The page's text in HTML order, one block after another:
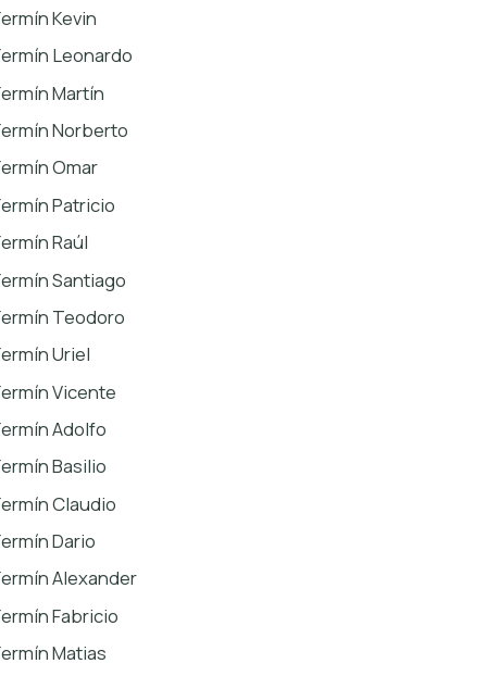
Kevin
Leonardo
Martín
Norberto
Omar
Patricio
Raúl
Santiago
Teodoro
Uriel
Vicente
Adolfo
Basilio
Claudio
Dario
Alexander
Fabricio
Matias